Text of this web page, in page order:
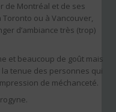
de Montréal et de ses
ou à Vancouver,
d’ambiance très (trop)
et beaucoup de goût mais
la tenue des personnes qui
de méchanceté.